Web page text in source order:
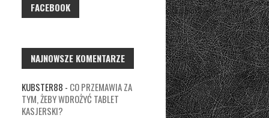
FACEBOOK
NAJNOWSZE KOMENTARZE
KUBSTER88 - CO PRZEMAWIA ZA
TYM, ŻEBY WDROŻYĆ TABLET
KASJERSKI?